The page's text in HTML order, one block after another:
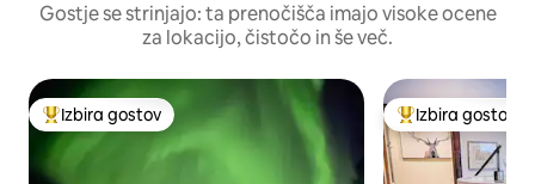
Gostje se strinjajo: ta prenočišča imajo visoke ocene
za lokacijo, čistočo in še več.
Najbolj priljubljena prenočišča z značko »Izbira gostov«
Izbira gostov Najbolj
Izbira gostov